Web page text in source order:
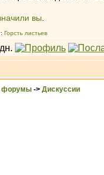
вы
Горсть листьев
форумы -> Дискуссии